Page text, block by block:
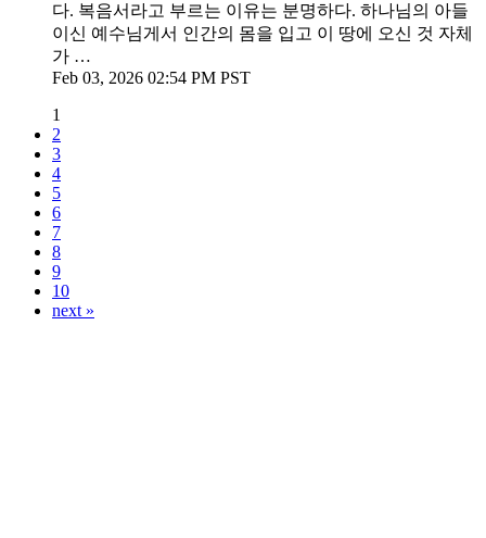
다. 복음서라고 부르는 이유는 분명하다. 하나님의 아들
이신 예수님게서 인간의 몸을 입고 이 땅에 오신 것 자체
가 …
Feb 03, 2026 02:54 PM PST
1
2
3
4
5
6
7
8
9
10
next »